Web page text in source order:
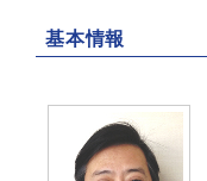
基本情報